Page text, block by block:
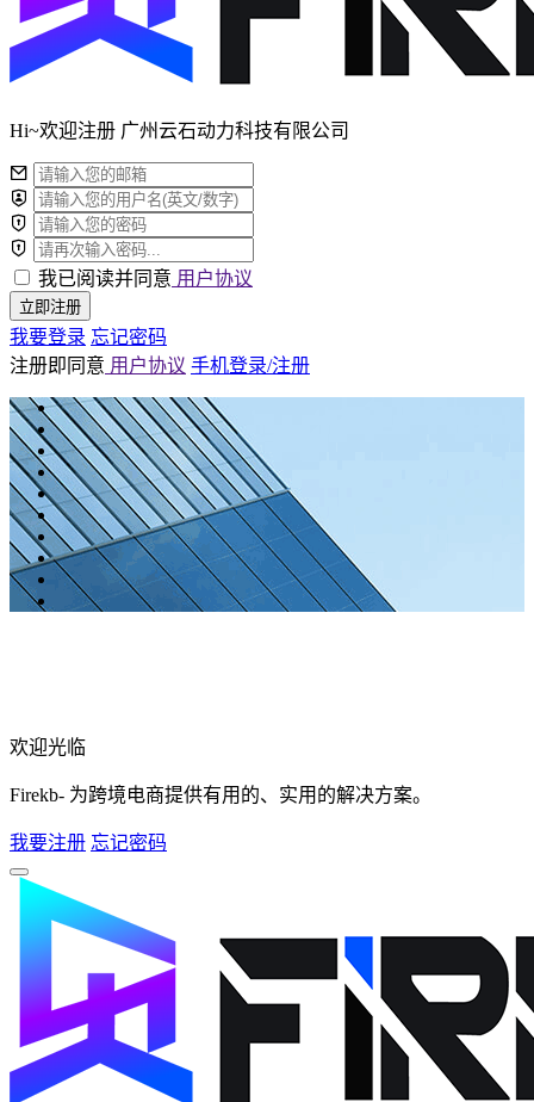
Hi~欢迎注册 广州云石动力科技有限公司
我已阅读并同意 用户协议
立即注册
我要登录 忘记密码
注册即同意 用户协议 手机登录/注册
欢迎光临
Firekb- 为跨境电商提供有用的、实用的解决方案。
我要注册 忘记密码